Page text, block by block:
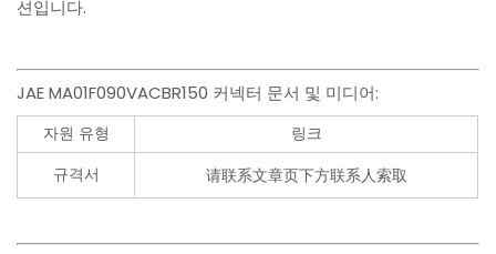
션입니다.
JAE MA01F090VACBR150 커넥터 문서 및 미디어:
자원 유형
링크
규격서
请联系文章页下方联系人索取